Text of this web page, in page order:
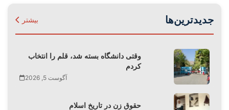
جدیدترین‌ها بیشتر
وقتی دانشگاه بسته شد، قلم را انتخاب
کردم
آگوست 5, 2026
حقوق زن در تاریخ اسلام